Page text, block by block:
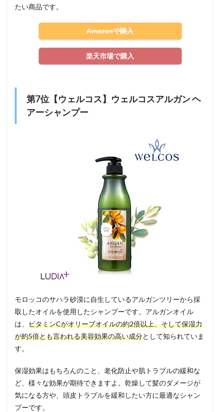
たい商品です。
Amazonで購入
楽天市場で購入
第7位【ウェルコス】ウェルコスアルガン ヘ
アーシャンプー
モロッコのサハラ砂漠に自生しているアルガンツリーから採
取したオイルを使用したシャンプーです。アルガンオイル
は、 ビタミンCがオリーブオイルの約2倍以上、そして保湿力
が約5倍とも言われる美容効果の高い成分として知られていま
す。
保湿効果はもちろんのこと、老化防止や肌トラブルの緩和な
ど、様々な効果が期待できますよ。乾燥して髪のダメージが
気になる方や、頭皮トラブルを緩和したい方に最適なシャン
プーです。